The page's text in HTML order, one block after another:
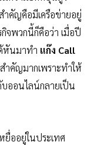
ำคัญคือมีเครือข่ายอยู่
จพวกนี้ก็คือว่า เมื่อปี
หันมาทำ แก๊ง Call
ำคัญมากเพราะทำให้
บออนไลน์กลายเป็น
ยื่ออยู่ในประเทศ